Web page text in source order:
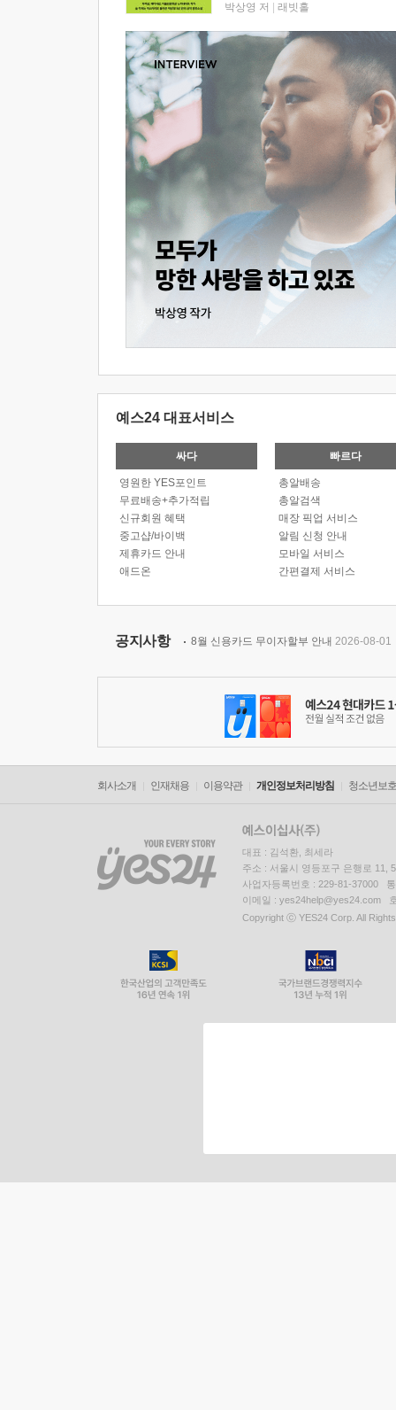
박상영 저 래빗홀
예스24 대표서비스
싸다
영원한 YES포인트
무료배송+추가적립
신규회원 혜택
중고샵/바이백
제휴카드 안내
애드온
빠르다
총알배송
총알검색
매장 픽업 서비스
알림 신청 안내
모바일 서비스
간편결제 서비스
공지사항 8월 신용카드 무이자할부 안내 2026-08-01
회사소개 인재채용 이용약관 개인정보처리방침 청소년보
대표 : 김석환, 최세라
주소 : 서울시 영등포구 은행로 11,
사업자등록번호 : 229-81-37000
이메일 : yes24help@yes24.com
Copyright ⓒ YES24 Corp. All